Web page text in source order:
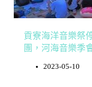
貢寮海洋音樂祭
團，河海音樂季
2023-05-10